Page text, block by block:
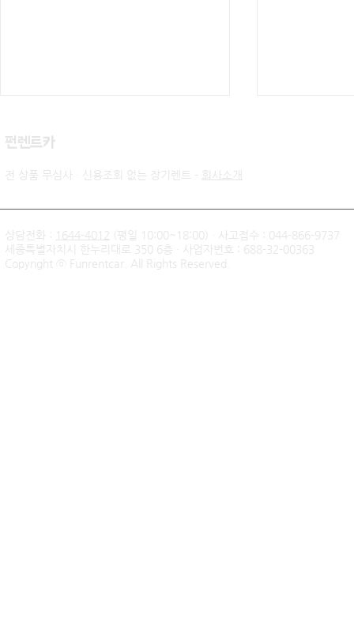
신불자 기아 쏘렌토 하이브리
드 무심사 장기렌트 출고후기
팰리세이드
​펀렌트카
전 상품 무심사 · 신용조회 없는 장기렌트 - 회사소개
상담전화 : 1644-4012
(평일 10:00~18:00) · 사고접수 : 044-866-9737
세종특별자치시 한누리대로 350 6층 · 사업자번호 : 688-32-00363
Copyright ⓒ Funrentcar. All Rights Reserved.